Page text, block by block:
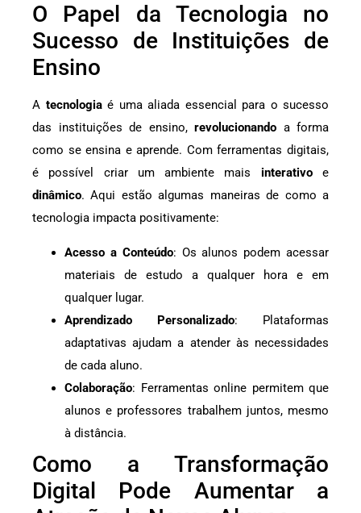
O Papel da Tecnologia no
Sucesso de Instituições de
Ensino
A tecnologiaé uma aliada essencial para o sucesso
das instituições de ensino, revolucionando a forma
como se ensina e aprende. Com ferramentas digitais,
é possível criar um ambiente mais interativoe
dinâmico. Aqui estão algumas maneiras de como a
tecnologia impacta positivamente:
Acesso a Conteúdo: Os alunos podem acessar
materiais de estudo a qualquer hora e em
qualquer lugar.
Aprendizado Personalizado: Plataformas
adaptativas ajudam a atender às necessidades
de cada aluno.
Colaboração: Ferramentas online permitem que
alunos e professores trabalhem juntos, mesmo
à distância.
Como a Transformação
Digital Pode Aumentar a